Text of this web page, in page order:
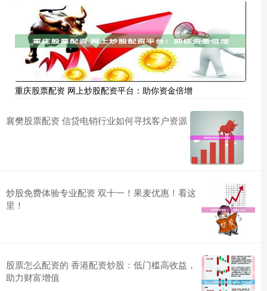
重庆股票配资 网上炒股配资平台：助你资金倍增
襄樊股票配资 信贷电销行业如何寻找客户资源
炒股免费体验专业配资 双十一！果麦优惠！看这
里！
股票怎么配资的 香港配资炒股：低门槛高收益，
助力财富增值